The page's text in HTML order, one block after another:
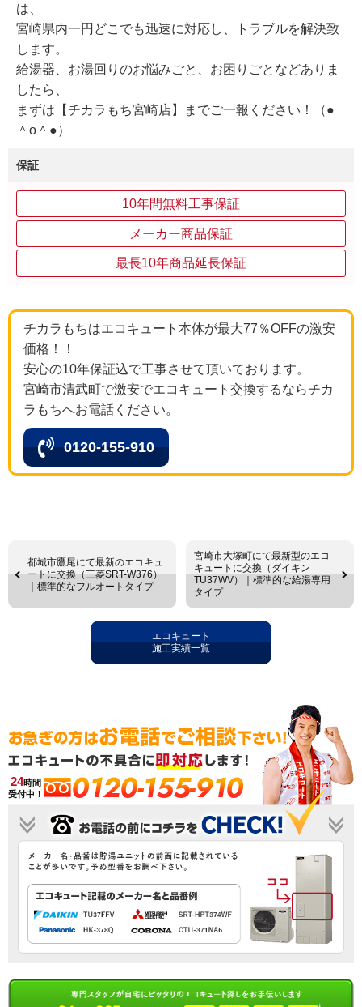
は、
宮崎県内一円どこでも迅速に対応し、トラブルを解決致
します。
給湯器、お湯回りのお悩みごと、お困りごとなどありま
したら、
まずは【チカラもち宮崎店】までご一報ください！（●
＾o＾●）
保証
10年間無料工事保証
メーカー商品保証
最長10年商品延長保証
チカラもちはエコキュート本体が最大77％OFFの激安
価格！！
安心の10年保証込で工事させて頂いております。
宮崎市清武町で激安でエコキュート交換するならチカ
ラもちへお電話ください。
0120-155-910
都城市鷹尾にて最新のエコキュ
ートに交換（三菱SRT-W376）
｜標準的なフルオートタイプ
宮崎市大塚町にて最新型のエコ
キュートに交換（ダイキン
TU37WV）｜標準的な給湯専用
タイプ
エコキュート
施工実績一覧
24時間
受付中！
0120-155-910